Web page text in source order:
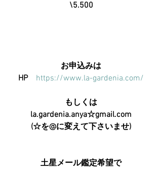
\5.500
お申込みは
HP https://www.la-gardenia.com/
もしくは
la.gardenia.anya☆gmail.com
(☆を@に変えて下さいませ)
土星メール鑑定希望で